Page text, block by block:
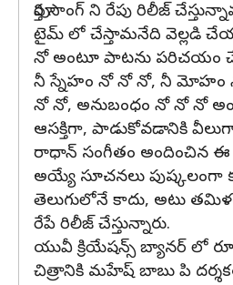
పూర్తి సాంగ్ ని రేపు రిలీజ్
టైమ్ లో చేస్తామనేది వెల్లడి
నో అంటూ పాటను పరిచయం
నీ స్నేహం నో నో నో, నీ మోహం
నో నో, అనుబంధం నో నో నో
ఆసక్తిగా, పాడుకోవడానికి
రాధాన్ సంగీతం అందించిన
అయ్యే సూచనలు పుష్కలంగా
తెలుగులోనే కాదు, అటు
రేపే రిలీజ్ చేస్తున్నారు.
యువీ క్రియేషన్స్ బ్యానర్ లో
చిత్రానికి మహేష్ బాబు పి